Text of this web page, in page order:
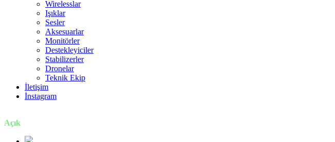
Wirelesslar
Işıklar
Sesler
Aksesuarlar
Monitörler
Destekleyiciler
Stabilizerler
Dronelar
Teknik Ekip
İletişim
İnstagram
Açık